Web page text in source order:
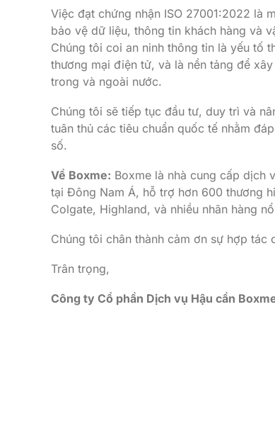
Việc đạt chứng nhận ISO 27001:2022 là
bảo vệ dữ liệu, thông tin khách hàng và
Chúng tôi coi an ninh thông tin là yếu tố
thương mại điện tử, và là nền tảng để
trong và ngoài nước.
Chúng tôi sẽ tiếp tục đầu tư, duy trì và
tuân thủ các tiêu chuẩn quốc tế nhằm
số.
Về Boxme: Boxme là nhà cung cấp dịch
tại Đông Nam Á, hỗ trợ hơn 600 thương
Colgate, Highland, và nhiều nhãn hàng
Chúng tôi chân thành cảm ơn sự hợp tác
Trân trọng,
Công ty Cổ phần Dịch vụ Hậu cần